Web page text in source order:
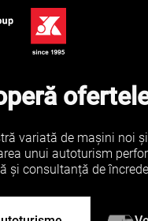
variată de mașini noi
unui autoturism
și consultanță de